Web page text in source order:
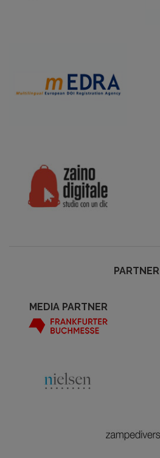
PARTNER
MEDIA PARTNER